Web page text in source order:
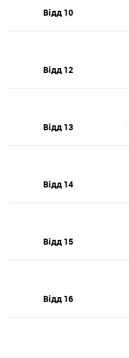
Відд 10
Відд 12
Відд 13
Відд 14
Відд 15
Відд 16